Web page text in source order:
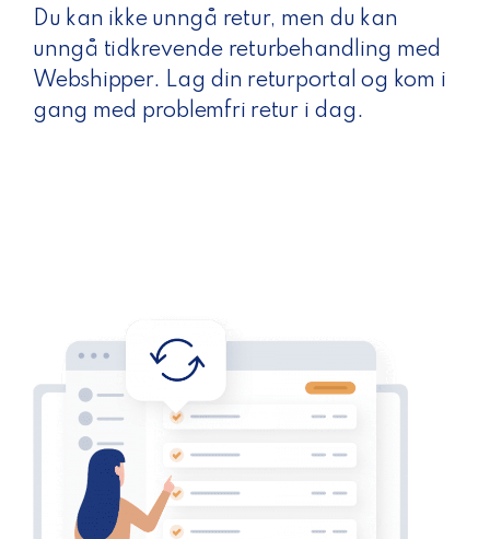
Du kan ikke unngå retur, men du kan
unngå tidkrevende returbehandling med
Webshipper. Lag din returportal og kom i
gang med problemfri retur i dag.